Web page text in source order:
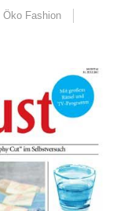
Öko Fashion